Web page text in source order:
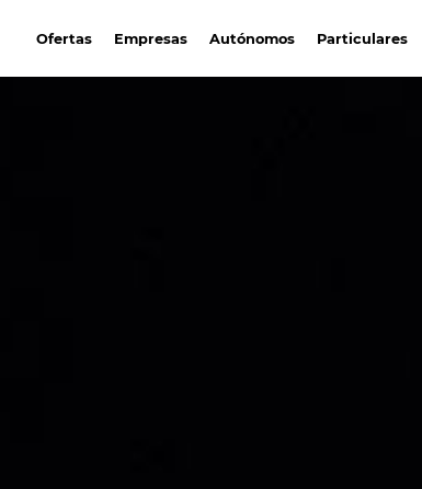
Ofertas Empresas Autónomos Particulares